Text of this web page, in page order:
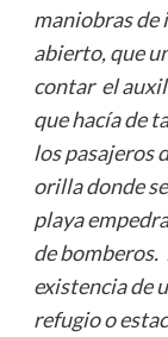
maniobras de
abierto, que
contar el
que hacía de
los pasajeros
orilla donde
playa
de bomberos.
existencia de
refugio o